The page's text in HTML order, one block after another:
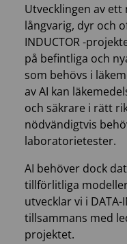
Utvecklingen av
långvarig, dyr och
INDUCTOR -
på befintliga och
som behövs i
av AI kan
och säkrare i rätt
nödvändigtvis
laboratorietester.
AI behöver dock
tillförlitliga
utvecklar vi i
tillsammans med
projektet.